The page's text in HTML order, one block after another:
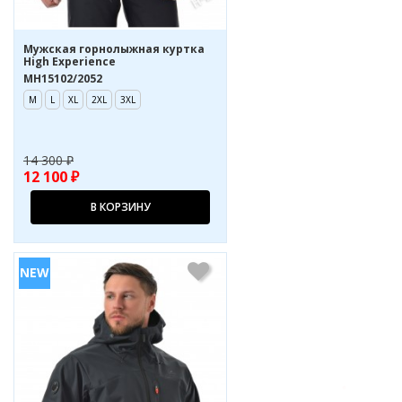
Мужская горнолыжная куртка
High Experience
MH15102/2052
M L XL 2XL 3XL
14 300 ₽
12 100 ₽
В КОРЗИНУ